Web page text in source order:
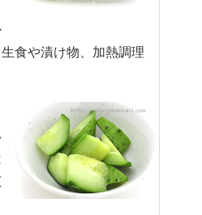
食や漬け物、加熱調理